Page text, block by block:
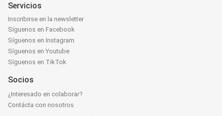
Servicios
Inscribirse en la newsletter
Síguenos en Facebook
Síguenos en Instagram
Síguenos en Youtube
Síguenos en TikTok
Socios
¿Interesado en colaborar?
Contácta con nosotros